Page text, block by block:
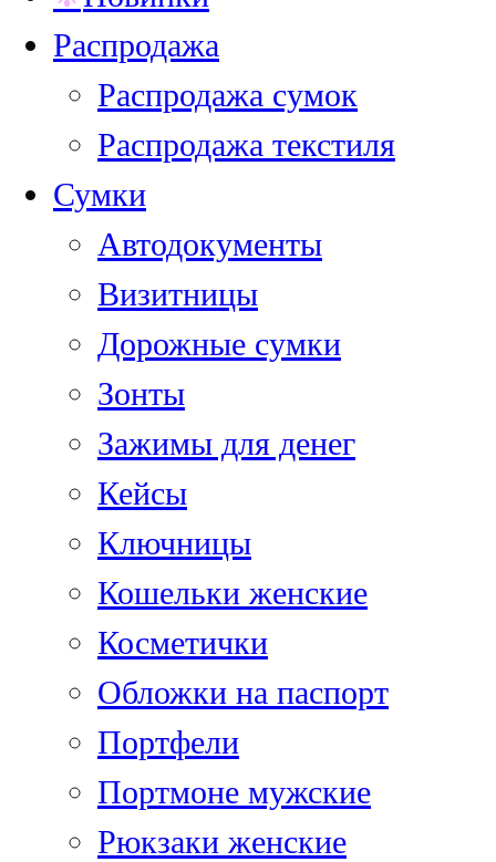
Распродажа
Распродажа сумок
Распродажа текстиля
Сумки
Автодокументы
Визитницы
Дорожные сумки
Зонты
Зажимы для денег
Кейсы
Ключницы
Кошельки женские
Косметички
Обложки на паспорт
Портфели
Портмоне мужские
Рюкзаки женские